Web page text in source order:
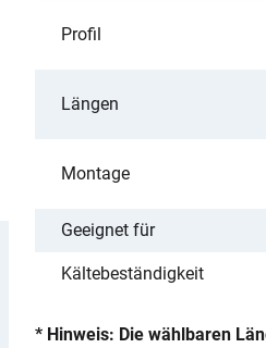
Profil
Längen
Montage
Geeignet für
Kältebeständigkeit
* Hinweis: Die wählbaren